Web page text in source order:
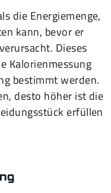
die Energiemenge,
kann, bevor er
Dieses
Kalorienmessung
bestimmt werden.
desto höher ist die
erfüllen